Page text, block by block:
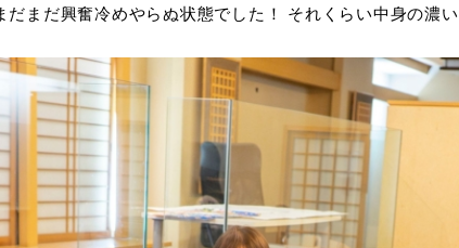
まだ興奮冷めやらぬ状態でした！ それくらい中身の濃